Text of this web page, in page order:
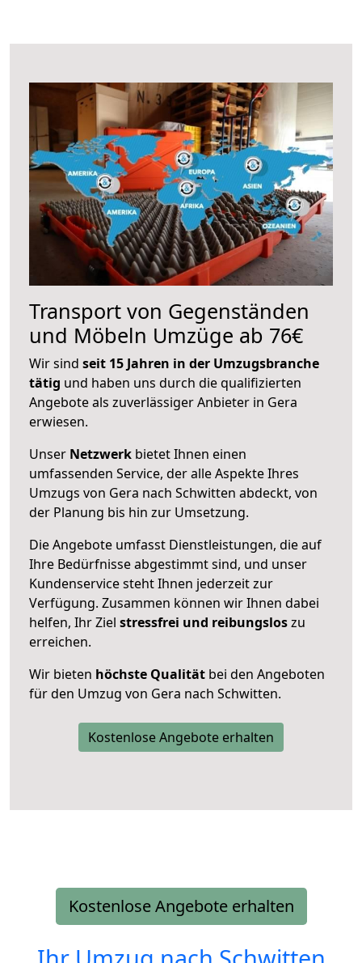
Transport von Gegenständen
und Möbeln Umzüge ab 76€
Wir sind seit 15 Jahren in der Umzugsbranche
tätig und haben uns durch die qualifizierten
Angebote als zuverlässiger Anbieter in Gera
erwiesen.
Unser Netzwerk bietet Ihnen einen
umfassenden Service, der alle Aspekte Ihres
Umzugs von Gera nach Schwitten abdeckt, von
der Planung bis hin zur Umsetzung.
Die Angebote umfasst Dienstleistungen, die auf
Ihre Bedürfnisse abgestimmt sind, und unser
Kundenservice steht Ihnen jederzeit zur
Verfügung. Zusammen können wir Ihnen dabei
helfen, Ihr Ziel stressfrei und reibungsloszu
erreichen.
Wir bieten höchste Qualität bei den Angeboten
für den Umzug von Gera nach Schwitten.
Kostenlose Angebote erhalten
Kostenlose Angebote erhalten